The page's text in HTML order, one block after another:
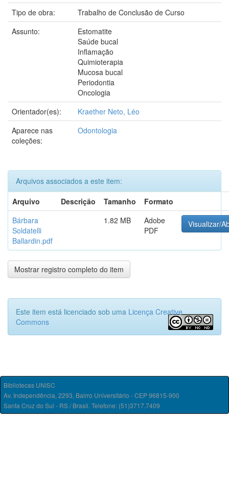
Tipo de obra:
Trabalho de Conclusão de Curso
Assunto:
Estomatite
Saúde bucal
Inflamação
Quimioterapia
Mucosa bucal
Periodontia
Oncologia
Orientador(es):
Kraether Neto, Léo
Aparece nas
coleções:
Odontologia
Arquivos associados a este item:
Arquivo
Descrição Tamanho
Formato
Bárbara
Soldatelli
Ballardin.pdf
1.82 MB
Adobe
PDF
Visualizar/
Mostrar registro completo do item
Este item está licenciado sob uma Licença Creative
Commons
Bibliotecas UNISC
Av. Independência, 2293, Bairro Universitário - CEP 96815-900
Santa Cruz do Sul - RS / Brasil. Telefone: (51)3717.7409